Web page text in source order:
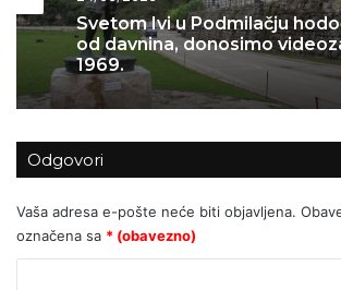
Svetom Ivi u Podmilačju
od davnina, donosimo
1969.
Domovina
22/06/2026
Odgovori
Vaša adresa e-pošte neće biti objavljena.
označena sa * (obavezno)